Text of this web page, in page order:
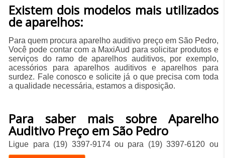
Existem dois modelos mais utilizados
de aparelhos:
Para quem procura aparelho auditivo preço em São Pedro,
Você pode contar com a MaxiAud para solicitar produtos e
serviços do ramo de aparelhos auditivos, por exemplo,
acessórios para aparelhos auditivos e aparelhos para
surdez. Fale conosco e solicite já o que precisa com toda
a qualidade necessária, estamos a disposição.
Para saber mais sobre Aparelho
Auditivo Preço em São Pedro
Ligue para (19) 3397-9174ou para (19) 3397-6120 ou